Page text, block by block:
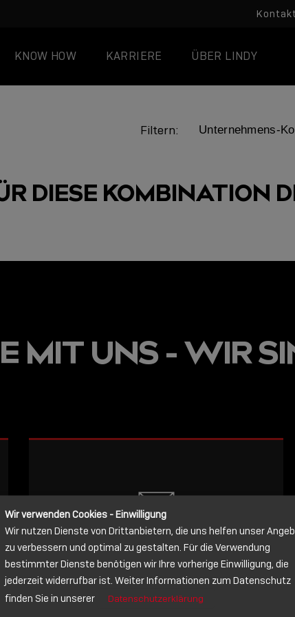
KNOW HOW KARRIERE ÜBER LINDY
Filtern:
JETZT
DIESE KOMBINATION
MIT UNS - WIR
NACHRICHT
Schreiben Sie lieber? Dann schicken
Wir verwenden Cookies - Einwilligung
Wir nutzen Dienste von Drittanbietern, die uns helfen unser
zu verbessern und optimal zu gestalten. Für die Verwendung
bestimmter Dienste benötigen wir Ihre vorherige Einwilligung, die
jederzeit widerrufbar ist. Weiter Informationen zum Datenschutz
finden Sie in unserer
Datenschutzerklärung